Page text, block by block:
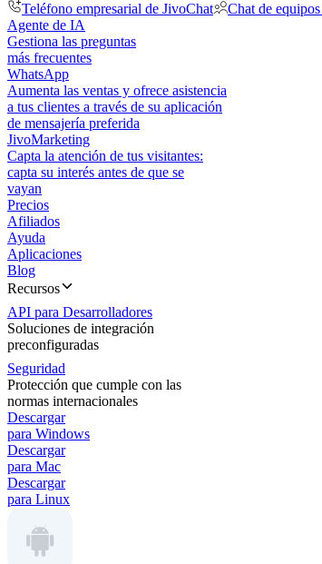
Teléfono empresarial de JivoChat
Chat de
Agente de IA
Gestiona las preguntas
más frecuentes
WhatsApp
Aumenta las ventas y ofrece asistencia
a tus clientes a través de su aplicación
de mensajería preferida
JivoMarketing
Capta la atención de tus visitantes:
capta su interés antes de que se
vayan
Precios
Afiliados
Ayuda
Aplicaciones
Blog
Recursos
API para Desarrolladores
Soluciones de integración
preconfiguradas
Seguridad
Protección que cumple con las
normas internacionales
Descargar
para Windows
Descargar
para Mac
Descargar
para Linux